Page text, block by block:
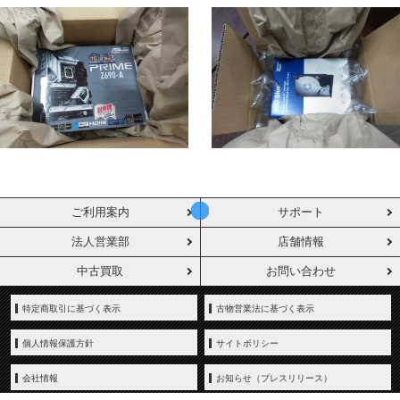
ご利用案内 サポート
法人営業部 店舗情報
中古買取 お問い合わせ
特定商取引に基づく表示 古物営業法に基づく表示
個人情報保護方針 サイトポリシー
会社情報 お知らせ（プレスリリース）